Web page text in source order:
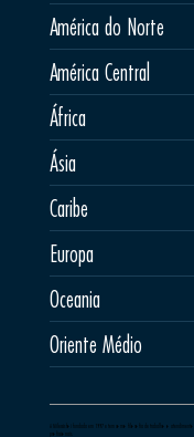
América do Norte
América Central
África
Ásia
Caribe
Europa
Oceania
Oriente Médio
A Milessis foi fundada em 1997 e tem como filosofia de trabalho o
profissionais.